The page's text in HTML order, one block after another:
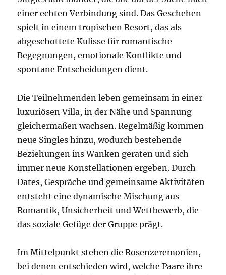
einer echten Verbindung sind. Das Geschehen
spielt in einem tropischen Resort, das als
abgeschottete Kulisse für romantische
Begegnungen, emotionale Konflikte und
spontane Entscheidungen dient.
Die Teilnehmenden leben gemeinsam in einer
luxuriösen Villa, in der Nähe und Spannung
gleichermaßen wachsen. Regelmäßig kommen
neue Singles hinzu, wodurch bestehende
Beziehungen ins Wanken geraten und sich
immer neue Konstellationen ergeben. Durch
Dates, Gespräche und gemeinsame Aktivitäten
entsteht eine dynamische Mischung aus
Romantik, Unsicherheit und Wettbewerb, die
das soziale Gefüge der Gruppe prägt.
Im Mittelpunkt stehen die Rosenzeremonien,
bei denen entschieden wird, welche Paare ihre